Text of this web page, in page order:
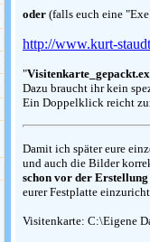
oder (falls euch eine
http://www.kurt-
"
Dazu braucht ihr kein
Ein Doppelklick reicht
Damit ich später eure
und auch die Bilder
schon vor der
eurer Festplatte
Visitenkarte: C:\Eigene